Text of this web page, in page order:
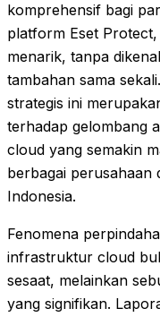
komprehensif bagi
platform Eset
menarik, tanpa
tambahan sama
strategis ini
terhadap gelombang
cloud yang semakin
berbagai perusahaan
Indonesia.
Fenomena
infrastruktur cloud
sesaat, melainkan
yang signifikan.